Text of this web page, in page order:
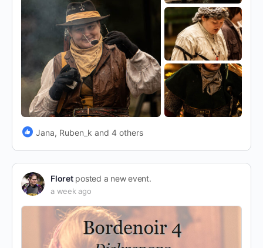
Jana, Ruben_k and 4 others
Floretposted a new event.
a week ago